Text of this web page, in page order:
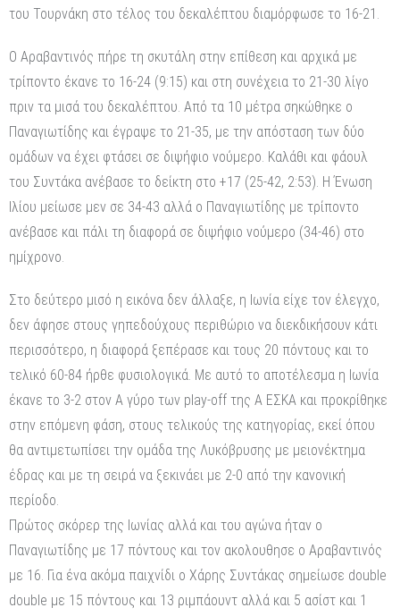
του Τουρνάκη στο τέλος του δεκαλέπτου διαμόρφωσε το 16-21.
Ο Αραβαντινός πήρε τη σκυτάλη στην επίθεση και αρχικά με
τρίποντο έκανε το 16-24 (9:15) και στη συνέχεια το 21-30 λίγο
πριν τα μισά του δεκαλέπτου. Από τα 10 μέτρα σηκώθηκε ο
Παναγιωτίδης και έγραψε το 21-35, με την απόσταση των δύο
ομάδων να έχει φτάσει σε διψήφιο νούμερο. Καλάθι και φάουλ
του Συντάκα ανέβασε το δείκτη στο +17 (25-42, 2:53). Η Ένωση
Ιλίου μείωσε μεν σε 34-43 αλλά ο Παναγιωτίδης με τρίποντο
ανέβασε και πάλι τη διαφορά σε διψήφιο νούμερο (34-46) στο
ημίχρονο.
Στο δεύτερο μισό η εικόνα δεν άλλαξε, η Ιωνία είχε τον έλεγχο,
δεν άφησε στους γηπεδούχους περιθώριο να διεκδικήσουν κάτι
περισσότερο, η διαφορά ξεπέρασε και τους 20 πόντους και το
τελικό 60-84 ήρθε φυσιολογικά. Με αυτό το αποτέλεσμα η Ιωνία
έκανε το 3-2 στον Α γύρο των play-off της Α ΕΣΚΑ και προκρίθηκε
στην επόμενη φάση, στους τελικούς της κατηγορίας, εκεί όπου
θα αντιμετωπίσει την ομάδα της Λυκόβρυσης με μειονέκτημα
έδρας και με τη σειρά να ξεκινάει με 2-0 από την κανονική
περίοδο.
Πρώτος σκόρερ της Ιωνίας αλλά και του αγώνα ήταν ο
Παναγιωτίδης με 17 πόντους και τον ακολουθησε ο Αραβαντινός
με 16. Για ένα ακόμα παιχνίδι ο Χάρης Συντάκας σημείωσε double
double με 15 πόντους και 13 ριμπάουντ αλλά και 5 ασίστ και 1